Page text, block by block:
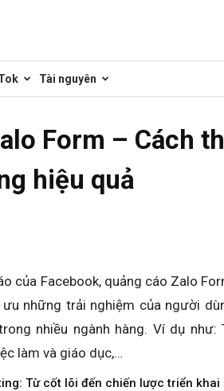
Tài nguyên
Form – Cách
hiệu quả
của Facebook, quảng cáo Zalo
những trải nghiệm của người
nhiều ngành hàng. Ví dụ như:
làm và giáo dục,…
Từ cốt lõi đến chiến lược triển khai